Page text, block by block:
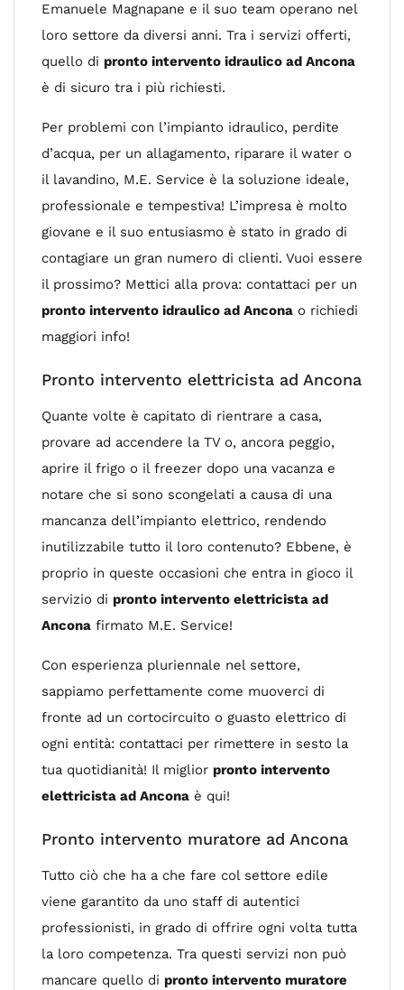
Emanuele Magnapane e il suo team operano nel
loro settore da diversi anni. Tra i servizi offerti,
quello di pronto intervento idraulico ad Ancona
è di sicuro tra i più richiesti.
Per problemi con l’impianto idraulico, perdite
d’acqua, per un allagamento, riparare il water o
il lavandino, M.E. Service è la soluzione ideale,
professionale e tempestiva! L’impresa è molto
giovane e il suo entusiasmo è stato in grado di
contagiare un gran numero di clienti. Vuoi essere
il prossimo? Mettici alla prova: contattaci per un
pronto intervento idraulico ad Ancona o richiedi
maggiori info!
Pronto intervento elettricista ad Ancona
Quante volte è capitato di rientrare a casa,
provare ad accendere la TV o, ancora peggio,
aprire il frigo o il freezer dopo una vacanza e
notare che si sono scongelati a causa di una
mancanza dell’impianto elettrico, rendendo
inutilizzabile tutto il loro contenuto? Ebbene, è
proprio in queste occasioni che entra in gioco il
servizio di pronto intervento elettricista ad
Ancona firmato M.E. Service!
Con esperienza pluriennale nel settore,
sappiamo perfettamente come muoverci di
fronte ad un cortocircuito o guasto elettrico di
ogni entità: contattaci per rimettere in sesto la
tua quotidianità! Il miglior pronto intervento
elettricista ad Ancona è qui!
Pronto intervento muratore ad Ancona
Tutto ciò che ha a che fare col settore edile
viene garantito da uno staff di autentici
professionisti, in grado di offrire ogni volta tutta
la loro competenza. Tra questi servizi non può
mancare quello di pronto intervento muratore